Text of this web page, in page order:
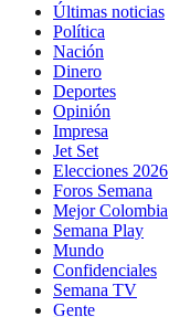
Últimas noticias
Política
Nación
Dinero
Deportes
Opinión
Impresa
Jet Set
Elecciones 2026
Foros Semana
Mejor Colombia
Semana Play
Mundo
Confidenciales
Semana TV
Gente